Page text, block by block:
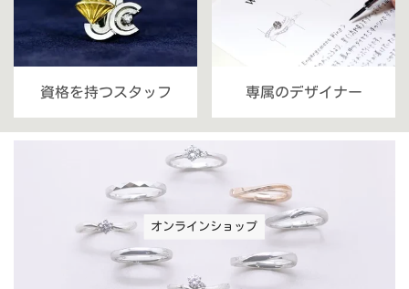
資格を持つスタッフ 専属のデザイナー
オンラインショップ